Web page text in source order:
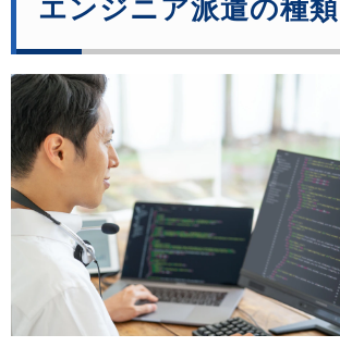
エンジニア派遣の種類